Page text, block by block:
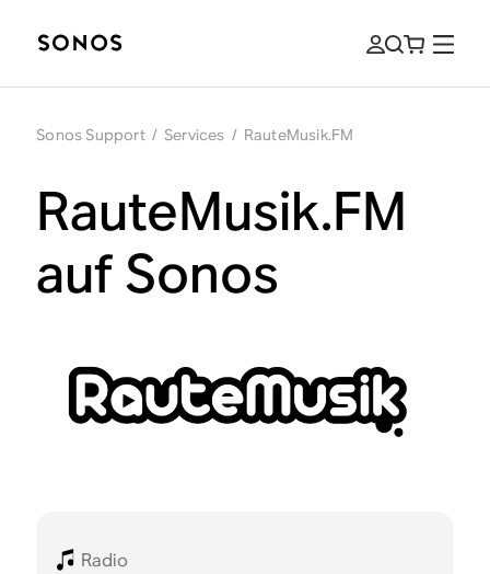
Sonos Support / Services / RauteMusik.FM
RauteMusik.FM
auf Sonos
Radio